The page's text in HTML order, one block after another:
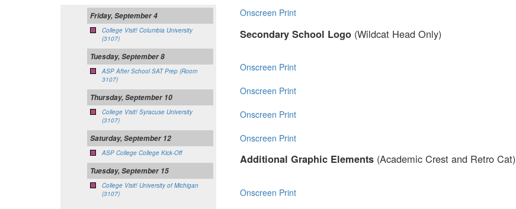
Onscreen Print
Secondary School Logo (Wildcat Head Only)
Onscreen Print
Onscreen Print
Onscreen Print
Onscreen Print
Additional Graphic Elements (Academic Crest and Retro Cat)
Onscreen Print
Friday, September 4
College Visit! Columbia University
(3107)
Tuesday, September 8
ASP After School SAT Prep (Room
3107)
Thursday, September 10
College Visit! Syracuse University
(3107)
Saturday, September 12
ASP College College Kick-Off
Tuesday, September 15
College Visit! University of Michigan
(3107)